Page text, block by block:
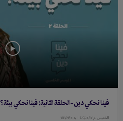
فينا نحكي دين – الحلقة الثانية: فينا نحكي بيئة؟
الخميس م ٢٠٢٠/٠٥/٠٧ | هـ ١٤٤١/٠٩/١٥